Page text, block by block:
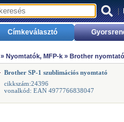
|
Címkeválasztó
» Nyomtatók, MFP-k » Brother
Brother SP-1 szublimációs nyomtató
cikkszám:24396
vonalkód: EAN 4977766838047